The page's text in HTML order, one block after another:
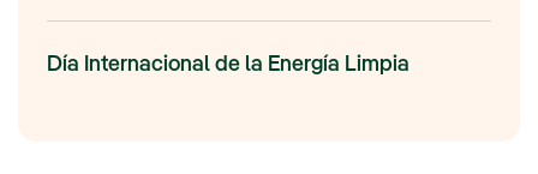
Día Internacional de la Energía Limpia